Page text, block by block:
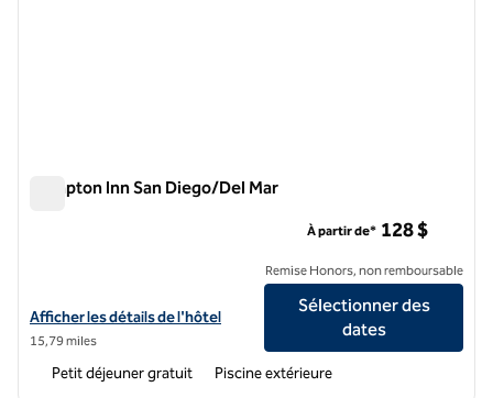
Hampton Inn San Diego/Del Mar
Afficher les détails de l'hôtel Hampton Inn San Diego/Del Mar
Afficher les détails de l'hôtel
15,79 miles
À partir de* 128 $
Remise Honors, non remboursable
Sélectionner des
dates
Petit déjeuner gratuit Piscine extérieure